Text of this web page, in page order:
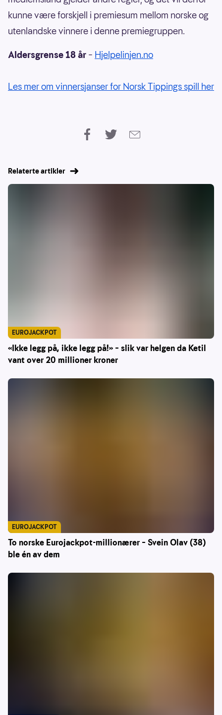
kunne være forskjell i premiesum mellom norske og
utenlandske vinnere i denne premiegruppen.
Aldersgrense 18 år – Hjelpelinjen.no
Les mer om vinnersjanser for Norsk Tippings spill her
Relaterte artikler
«Ikke legg på, ikke legg på!» – slik var helgen da Ketil
vant over 20 millioner kroner
EUROJACKPOT
To norske Eurojackpot-millionærer – Svein Olav (38)
ble én av dem
EUROJACKPOT